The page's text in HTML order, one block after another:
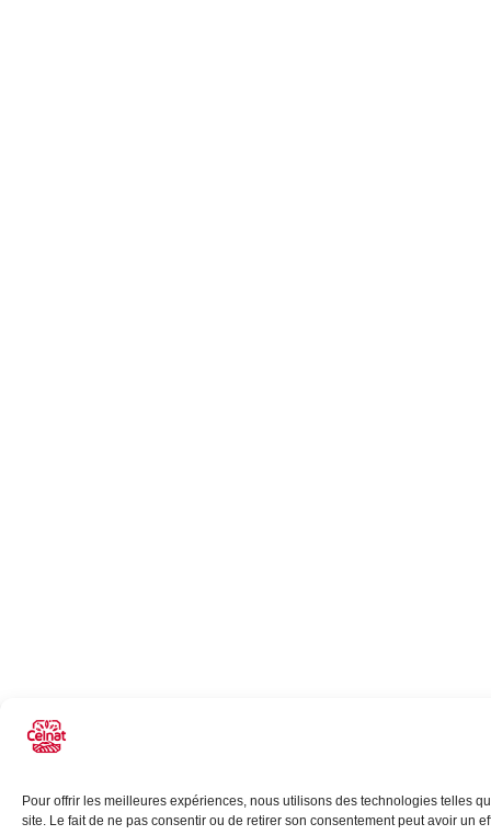
Pour offrir les meilleures expériences, nous utilisons des technologies telles
site. Le fait de ne pas consentir ou de retirer son consentement peut avoir un